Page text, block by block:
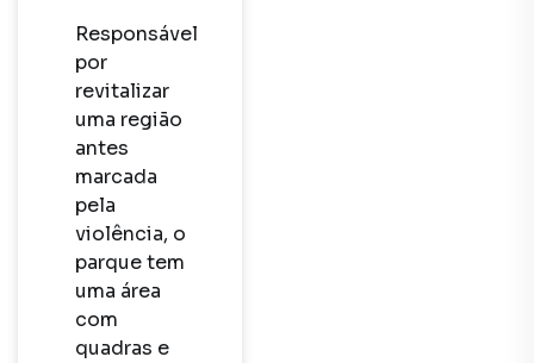
Responsável
por
revitalizar
uma região
antes
marcada
pela
violência, o
parque tem
uma área
com
quadras e